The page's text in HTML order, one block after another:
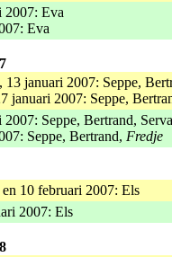
2007: Eva
Eva
januari 2007: Seppe,
2007: Seppe,
Seppe, Bertrand,
Seppe, Bertrand, Fredje
10 februari 2007: Els
2007: Els